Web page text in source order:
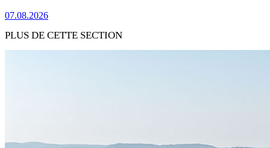
07.08.2026
PLUS DE CETTE SECTION